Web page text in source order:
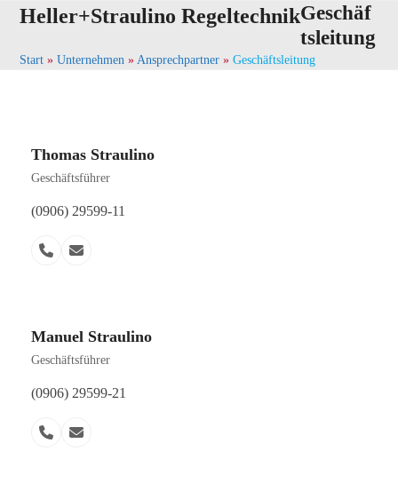
Skip
content
Heller+Straulino Regeltechnik
Open
Close
Geschäf
tsleitung
Start »Unternehmen »Ansprechpartner »Geschäftsleitung
Thomas Straulino
Geschäftsführer
(0906) 29599-11
Telefon
E-
Manuel Straulino
Geschäftsführer
(0906) 29599-21
Telefon
E-